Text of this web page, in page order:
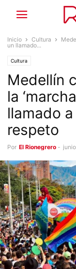
Inicio Cultura
un llamado...
Cultura
Medellín
la
llamado
respeto
Por El Rionegrero -